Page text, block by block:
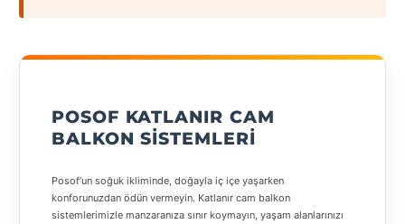
POSOF KATLANIR CAM
BALKON SISTEMLERI
Posof’un soğuk ikliminde, doğayla iç içe yaşarken
konforunuzdan ödün vermeyin. Katlanır cam balkon
sistemlerimizle manzaranıza sınır koymayın, yaşam alanlarınızı
Afyonkarahisar
Aydın
Balıkesir
Banja